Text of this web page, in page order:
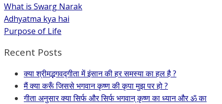
What is Swarg Narak
Adhyatma kya hai
Purpose of Life
Recent Posts
क्या श्रीमद्भगवद्गीता में इंसान की हर समस्या का हल है ?
मैं क्या करूँ जिससे भगवान कृष्ण की कृपा मुझ पर हो ?
गीता अनुसार क्या सिर्फ और सिर्फ भगवान् कृष्ण का ध्यान और ॐ का